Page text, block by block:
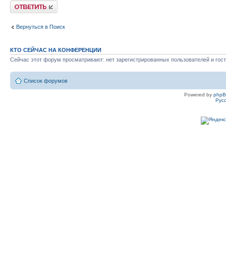
Ответить
Вернуться в Поиск
КТО СЕЙЧАС НА КОНФЕРЕНЦИИ
Сейчас этот форум просматривают: нет зарегистрированных пользователей и
Список форумов
Powered by